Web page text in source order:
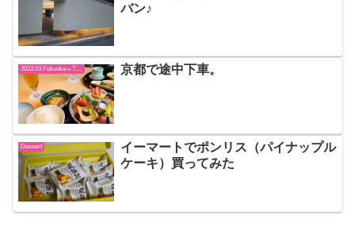
バン♪
2023.03 Fukuoka→Tokyo 京都で途中下車。
Dessert
イーマートでポンリス（パイナップル
ケーキ）買ってみた